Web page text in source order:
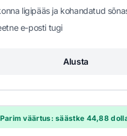
ligipääs ja kohandatud
e-posti tugi
Alusta
väärtus: säästke 44,88